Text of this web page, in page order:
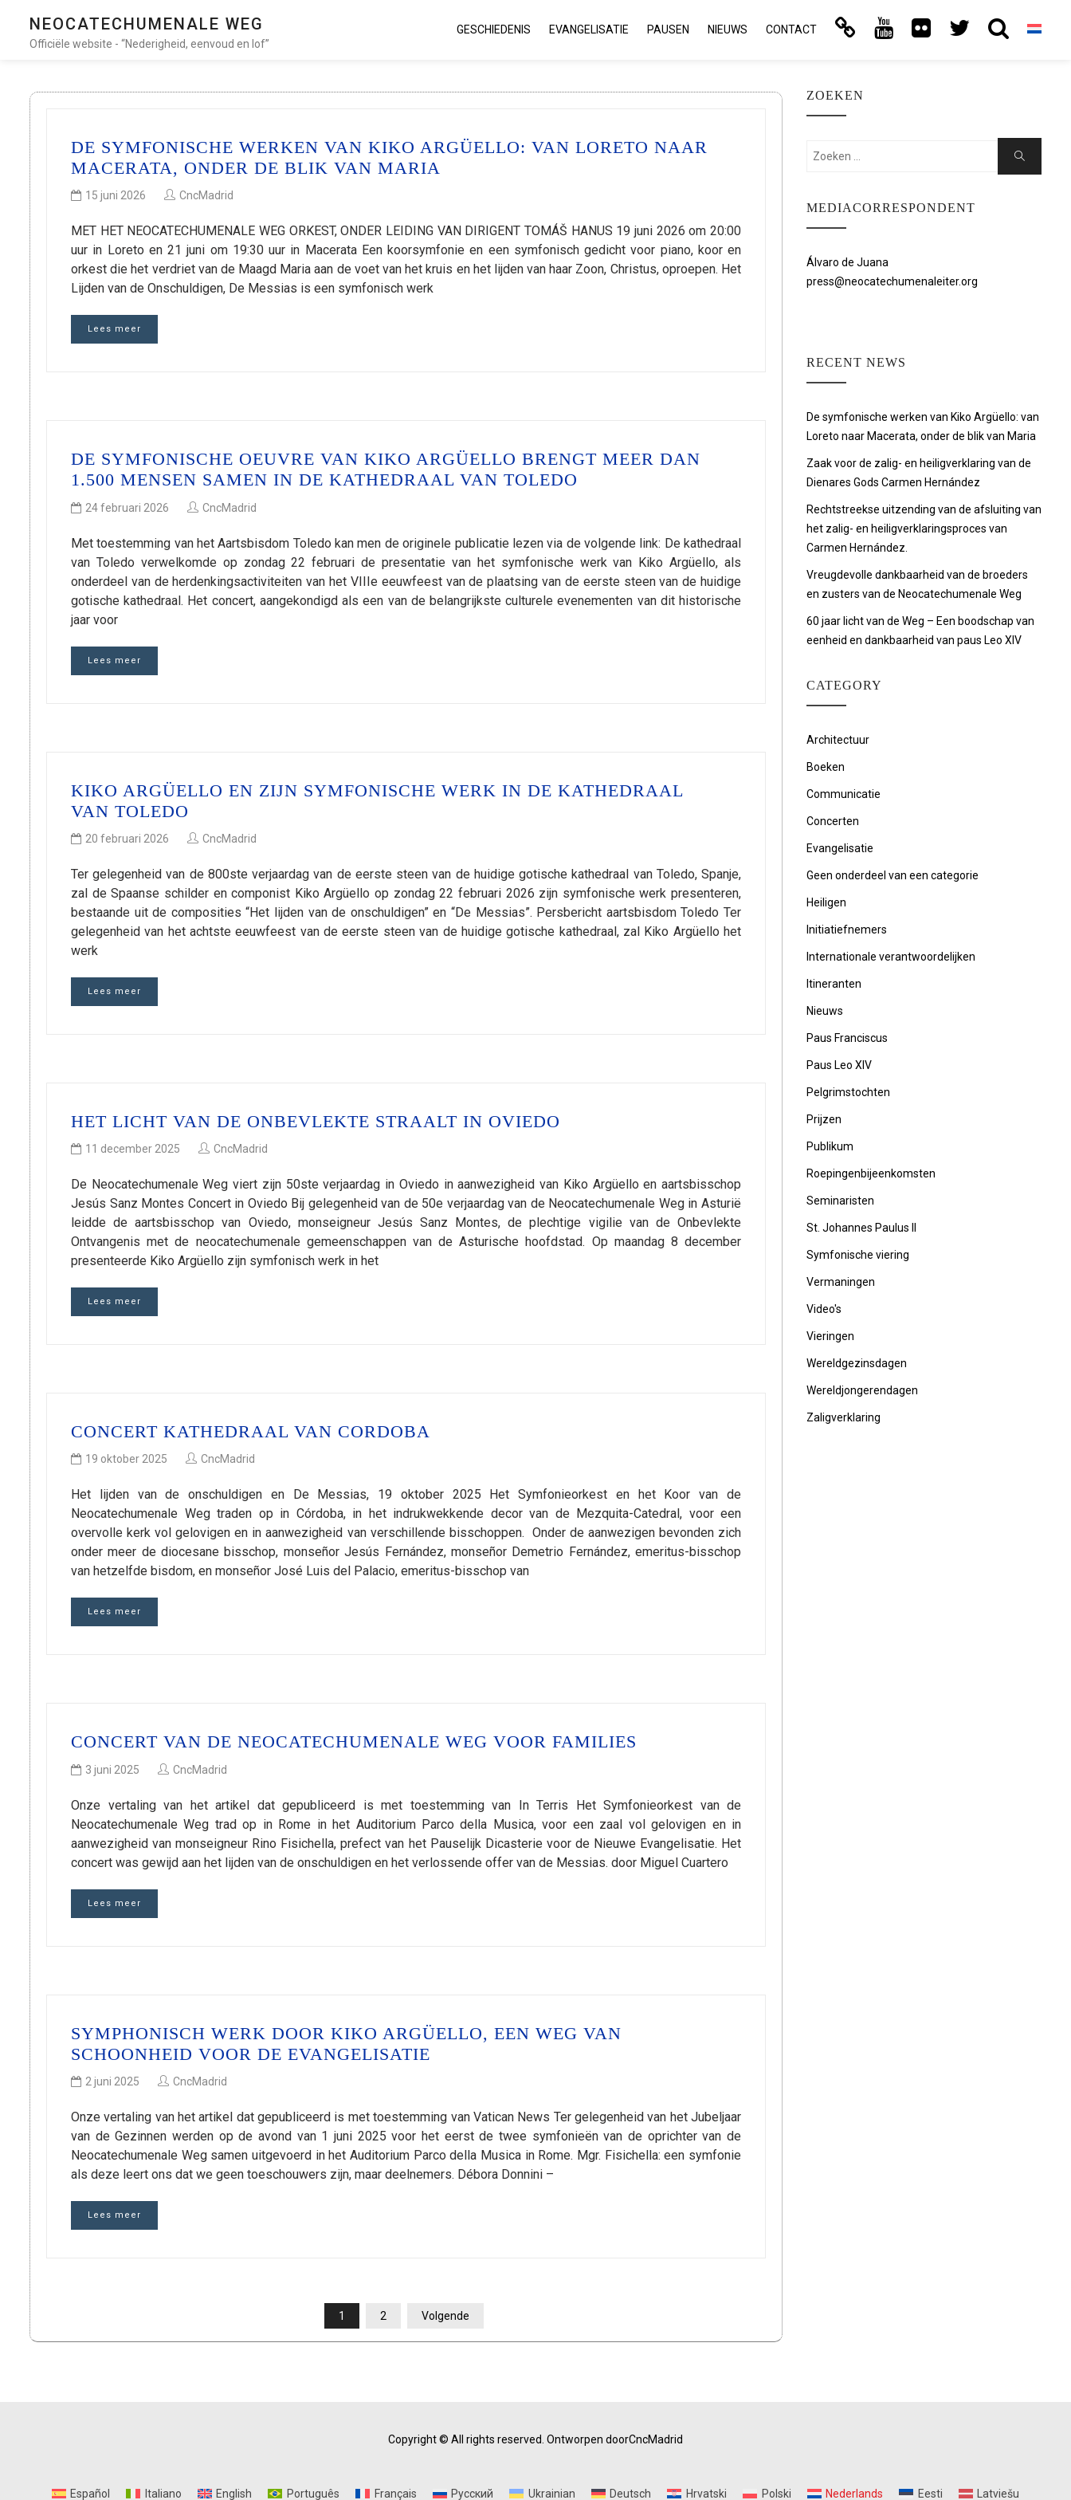
NEOCATECHUMENALE WEG
Officiële website - “Nederigheid, eenvoud en lof”
GESCHIEDENIS EVANGELISATIE PAUSEN NIEUWS CONTACT
DE SYMFONISCHE WERKEN VAN KIKO ARGÜELLO: VAN LORETO NAAR
MACERATA, ONDER DE BLIK VAN MARIA
15 juni 2026 CncMadrid
MET HET NEOCATECHUMENALE WEG ORKEST, ONDER LEIDING VAN DIRIGENT TOMÁŠ HANUS 19 juni 2026 om 20:00
uur in Loreto en 21 juni om 19:30 uur in Macerata Een koorsymfonie en een symfonisch gedicht voor piano, koor en
orkest die het verdriet van de Maagd Maria aan de voet van het kruis en het lijden van haar Zoon, Christus, oproepen. Het
Lijden van de Onschuldigen, De Messias is een symfonisch werk
Lees meer
DE SYMFONISCHE OEUVRE VAN KIKO ARGÜELLO BRENGT MEER DAN
1.500 MENSEN SAMEN IN DE KATHEDRAAL VAN TOLEDO
24 februari 2026 CncMadrid
Met toestemming van het Aartsbisdom Toledo kan men de originele publicatie lezen via de volgende link: De kathedraal
van Toledo verwelkomde op zondag 22 februari de presentatie van het symfonische werk van Kiko Argüello, als
onderdeel van de herdenkingsactiviteiten van het VIIIe eeuwfeest van de plaatsing van de eerste steen van de huidige
gotische kathedraal. Het concert, aangekondigd als een van de belangrijkste culturele evenementen van dit historische
jaar voor
Lees meer
KIKO ARGÜELLO EN ZIJN SYMFONISCHE WERK IN DE KATHEDRAAL
VAN TOLEDO
20 februari 2026 CncMadrid
Ter gelegenheid van de 800ste verjaardag van de eerste steen van de huidige gotische kathedraal van Toledo, Spanje,
zal de Spaanse schilder en componist Kiko Argüello op zondag 22 februari 2026 zijn symfonische werk presenteren,
bestaande uit de composities “Het lijden van de onschuldigen” en “De Messias”. Persbericht aartsbisdom Toledo Ter
gelegenheid van het achtste eeuwfeest van de eerste steen van de huidige gotische kathedraal, zal Kiko Argüello het
werk
Lees meer
HET LICHT VAN DE ONBEVLEKTE STRAALT IN OVIEDO
11 december 2025 CncMadrid
De Neocatechumenale Weg viert zijn 50ste verjaardag in Oviedo in aanwezigheid van Kiko Argüello en aartsbisschop
Jesús Sanz Montes Concert in Oviedo Bij gelegenheid van de 50e verjaardag van de Neocatechumenale Weg in Asturië
leidde de aartsbisschop van Oviedo, monseigneur Jesús Sanz Montes, de plechtige vigilie van de Onbevlekte
Ontvangenis met de neocatechumenale gemeenschappen van de Asturische hoofdstad. Op maandag 8 december
presenteerde Kiko Argüello zijn symfonisch werk in het
Lees meer
CONCERT KATHEDRAAL VAN CORDOBA
19 oktober 2025 CncMadrid
Het lijden van de onschuldigen en De Messias, 19 oktober 2025 Het Symfonieorkest en het Koor van de
Neocatechumenale Weg traden op in Córdoba, in het indrukwekkende decor van de Mezquita-Catedral, voor een
overvolle kerk vol gelovigen en in aanwezigheid van verschillende bisschoppen. Onder de aanwezigen bevonden zich
onder meer de diocesane bisschop, monseñor Jesús Fernández, monseñor Demetrio Fernández, emeritus-bisschop
van hetzelfde bisdom, en monseñor José Luis del Palacio, emeritus-bisschop van
Lees meer
CONCERT VAN DE NEOCATECHUMENALE WEG VOOR FAMILIES
3 juni 2025 CncMadrid
Onze vertaling van het artikel dat gepubliceerd is met toestemming van In Terris Het Symfonieorkest van de
Neocatechumenale Weg trad op in Rome in het Auditorium Parco della Musica, voor een zaal vol gelovigen en in
aanwezigheid van monseigneur Rino Fisichella, prefect van het Pauselijk Dicasterie voor de Nieuwe Evangelisatie. Het
concert was gewijd aan het lijden van de onschuldigen en het verlossende offer van de Messias. door Miguel Cuartero
Lees meer
SYMPHONISCH WERK DOOR KIKO ARGÜELLO, EEN WEG VAN
SCHOONHEID VOOR DE EVANGELISATIE
2 juni 2025 CncMadrid
Onze vertaling van het artikel dat gepubliceerd is met toestemming van Vatican News Ter gelegenheid van het Jubeljaar
van de Gezinnen werden op de avond van 1 juni 2025 voor het eerst de twee symfonieën van de oprichter van de
Neocatechumenale Weg samen uitgevoerd in het Auditorium Parco della Musica in Rome. Mgr. Fisichella: een symfonie
als deze leert ons dat we geen toeschouwers zijn, maar deelnemers. Débora Donnini –
Lees meer
PAGINERING
1 2 Volgende
ZOEKEN
Zoeken:
Zoeken
MEDIACORRESPONDENT
Álvaro de Juana
press@neocatechumenaleiter.org
RECENT NEWS
De symfonische werken van Kiko Argüello: van
Loreto naar Macerata, onder de blik van Maria
Zaak voor de zalig- en heiligverklaring van de
Dienares Gods Carmen Hernández
Rechtstreekse uitzending van de afsluiting van
het zalig- en heiligverklaringsproces van
Carmen Hernández.
Vreugdevolle dankbaarheid van de broeders
en zusters van de Neocatechumenale Weg
60 jaar licht van de Weg – Een boodschap van
eenheid en dankbaarheid van paus Leo XIV
CATEGORY
Architectuur
Boeken
Communicatie
Concerten
Evangelisatie
Geen onderdeel van een categorie
Heiligen
Initiatiefnemers
Internationale verantwoordelijken
Itineranten
Nieuws
Paus Franciscus
Paus Leo XIV
Pelgrimstochten
Prijzen
Publikum
Roepingenbijeenkomsten
Seminaristen
St. Johannes Paulus II
Symfonische viering
Vermaningen
Video's
Vieringen
Wereldgezinsdagen
Wereldjongerendagen
Zaligverklaring
Copyright © All rights reserved. Ontworpen doorCncMadrid
Español Italiano English Português Français Русский Ukrainian Deutsch Hrvatski Polski Nederlands Eesti Latviešu